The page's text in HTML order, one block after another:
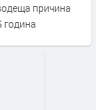
причина
година